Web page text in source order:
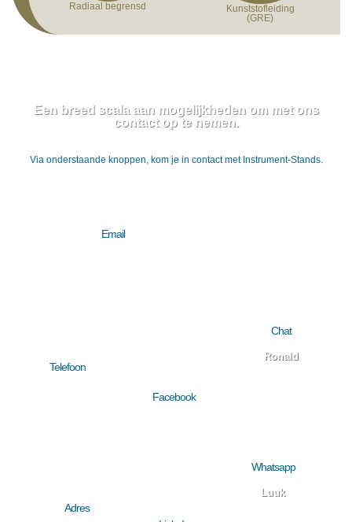
Radiaal begrensd
Kunststofleiding
(GRE)
Een breed scala aan mogelijkheden om met ons
contact op te nemen.
Via onderstaande knoppen, kom je in contact met Instrument-Stands.
Email
Telefoon
Facebook
Chat
Ronald
Adres
Whatsapp
Luuk